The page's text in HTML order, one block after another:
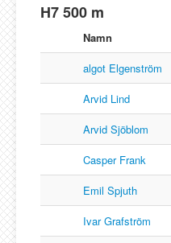
H7 500 m
Namn
algot Elgenström
Arvid Lind
Arvid Sjöblom
Casper Frank
Emil Spjuth
Ivar Grafström